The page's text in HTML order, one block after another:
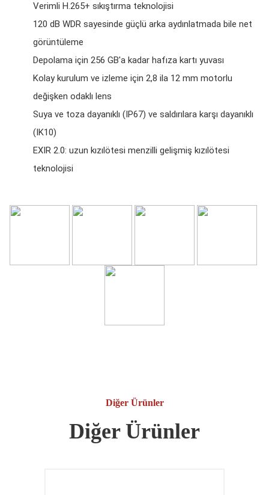
Verimli H.265+ sıkıştırma teknolojisi
120 dB WDR sayesinde güçlü arka aydınlatmada bile net
görüntüleme
Depolama için 256 GB'a kadar hafıza kartı yuvası
Kolay kurulum ve izleme için 2,8 ila 12 mm motorlu
değişken odaklı lens
Suya ve toza dayanıklı (IP67) ve saldırılara karşı dayanıklı
(IK10)
EXIR 2.0: uzun kızılötesi menzilli gelişmiş kızılötesi
teknolojisi
Diğer Ürünler
Diğer Ürünler